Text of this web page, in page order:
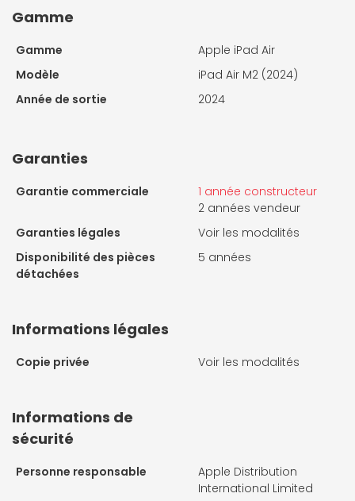
Gamme
Gamme
Apple iPad Air
Modèle
iPad Air M2 (2024)
Année de sortie
2024
Garanties
Garantie commerciale
1 année constructeur
2 années vendeur
Garanties légales
Voir les modalités
Disponibilité des pièces
détachées
5 années
Informations légales
Copie privée Voir les modalités
Informations de
sécurité
Personne responsable
Apple Distribution
International Limited